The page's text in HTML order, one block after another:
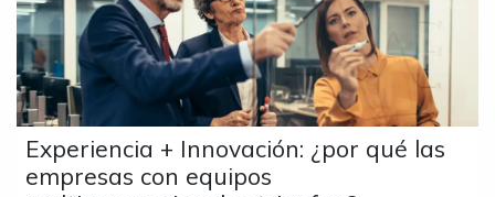
Experiencia + Innovación: ¿por qué las
empresas con equipos